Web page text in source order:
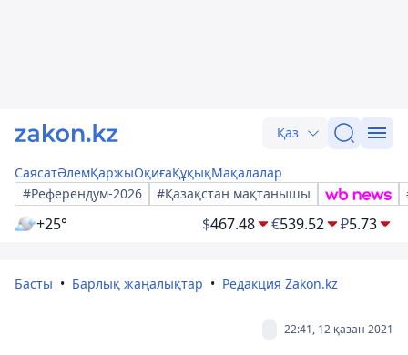
Қаз
СаясатӘлемҚаржыОқиғаҚұқықМақалалар
#Референдум-2026
#Қазақстан мақтанышы
+25° $467.48 €539.52 ₽5.73
Басты Барлық жаңалықтар Редакция Zakon.kz
22:41, 12 қазан 2021